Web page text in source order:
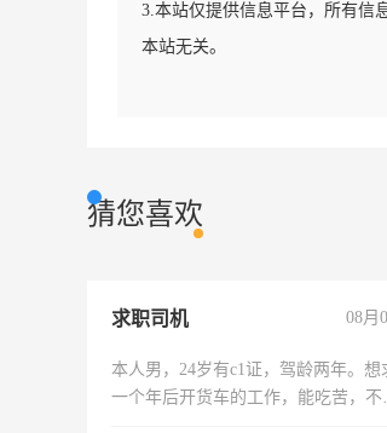
3.本站仅提供信息平台，所有信
本站无关。
猜您喜欢
求职司机 08月
本人男，24岁有c1证，驾龄两年。想
一个年后开货车的工作，能吃苦，不